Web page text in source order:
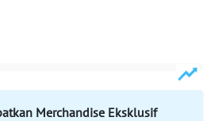
Merchandise Eksklusif